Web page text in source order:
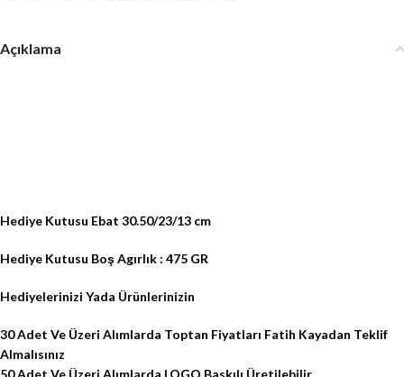
Açıklama
Hediye Kutusu Ebat 30.50/23/13 cm
Hediye Kutusu Boş Agırlık : 475 GR
Hediyelerinizi Yada Ürünlerinizin
30 Adet Ve Üzeri Alımlarda Toptan Fiyatları Fatih Kayadan Teklif
Almalısınız